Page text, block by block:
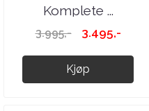
Komplete ...
3.995,- 3.495,-
Kjøp